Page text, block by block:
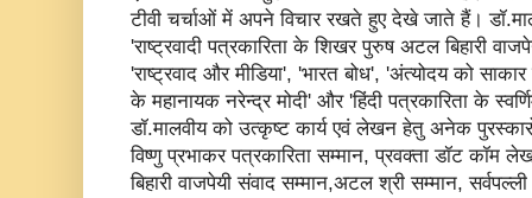
टीवी चर्चाओं में अपने विचार रखते हुए देखे जाते हैं।
'राष्ट्रवादी पत्रकारिता के शिखर पुरुष अटल बिहारी
'राष्ट्रवाद और मीडिया', 'भारत बोध', 'अंत्योदय को
के महानायक नरेन्द्र मोदी' और 'हिंदी पत्रकारिता के
डॉ.मालवीय को उत्कृष्ट कार्य एवं लेखन हेतु अनेक
विष्णु प्रभाकर पत्रकारिता सम्मान, प्रवक्ता डॉट
बिहारी वाजपेयी संवाद सम्मान,अटल श्री सम्मान,